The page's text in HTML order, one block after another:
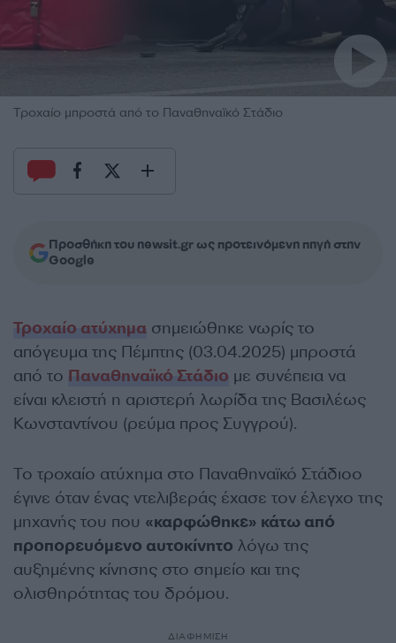
Τροχαίο μπροστά από το Παναθηναϊκό Στάδιο
Προσθήκη του newsit.gr ως προτεινόμενη πηγή στην
Google
Τροχαίο ατύχημα σημειώθηκε νωρίς το
απόγευμα της Πέμπτης (03.04.2025) μπροστά
από το Παναθηναϊκό Στάδιο με συνέπεια να
είναι κλειστή η αριστερή λωρίδα της Βασιλέως
Κωνσταντίνου (ρεύμα προς Συγγρού).
Το τροχαίο ατύχημα στο Παναθηναϊκό Στάδιοο
έγινε όταν ένας ντελιβεράς έχασε τον έλεγχο της
μηχανής του που «καρφώθηκε» κάτω από
προπορευόμενο αυτοκίνητο λόγω της
αυξημένης κίνησης στο σημείο και της
ολισθηρότητας του δρόμου.
ΔΙΑΦΗΜΙΣΗ